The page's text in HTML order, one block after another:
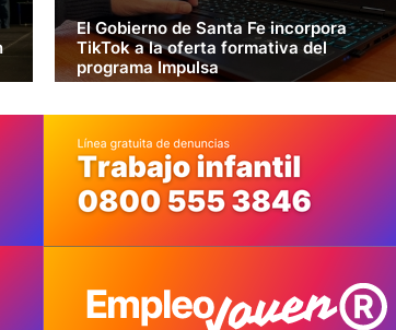
>
El Gobierno de Santa Fe incorpora
TikTok a la oferta formativa del
programa Impulsa
estudiantes, emprendedores, profesionales y
PyMEs santafesinas que busquen profesionalizar
su presencia digital, ampliar audiencias y
potenciar sus ventas.